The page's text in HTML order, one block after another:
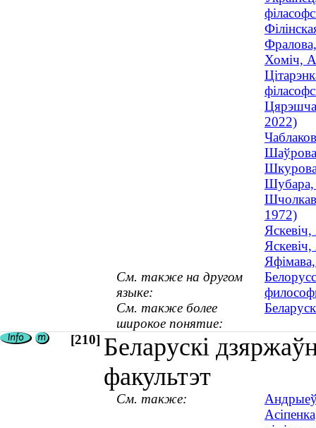
Хоміч,
2022)
Шубара,
1972)
Яскевіч,
См. также на другом
языке:
См. также более
широкое понятие:
[210] Беларускі
факультэт
См. также: